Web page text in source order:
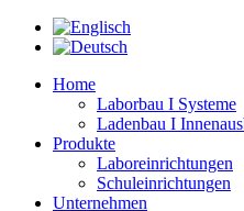
Zum
Inhalt
Home
Laborbau I Systeme
Ladenbau I
Produkte
Laboreinrichtungen
Schuleinrichtungen
Unternehmen